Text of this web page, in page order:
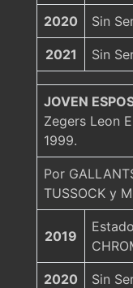
2020 Sin
2021 Sin
JOVEN
Zegers Leon
1999.
Por
TUSSOCK y
2019
2020 Sin